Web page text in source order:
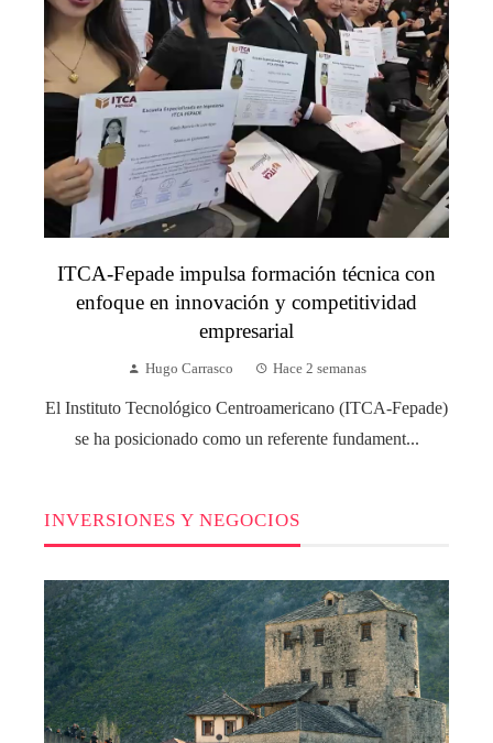
ITCA-Fepade impulsa formación técnica con
enfoque en innovación y competitividad
empresarial
Hugo Carrasco Hace 2 semanas
El Instituto Tecnológico Centroamericano (ITCA-Fepade)
se ha posicionado como un referente fundament...
INVERSIONES Y NEGOCIOS